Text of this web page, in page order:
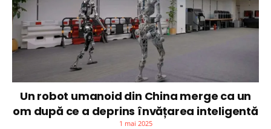
Un robot umanoid din China merge ca un
om după ce a deprins învățarea inteligentă
1 mai 2025